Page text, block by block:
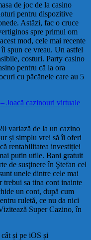
de joc de la casino
pentru dispozitive
Astăzi, fac o cruce
spre primul om
mod, cele mai recente
spun ce vreau. Un astfel
costuri. Party casino
pentru că la ora
cu păcănele care au 5
Joacă cazinouri virtuale
variază de la un cazino
și simplu vrei să îi oferi
rentabilitatea investiției
putin utile. Bani gratuit
de susţinere în Ştefan cel
unele dintre cele mai
trebui sa tina cont inainte
un cont, după cum
ruletă, ce nu da nici
Super Cazino, în
și pe iOS și